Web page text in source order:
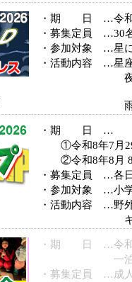
・期 日 …令和8
・募集定員 …30
・参加対象 …星
・活動内容 …星
夜空を見上
雨天時…星
・期 日 …
①令和8年7月29
②令和8年8月 8
・募集定員 …各
・参加対象 …小
・活動内容 …野
キャンプ
・期 日 …令和8
一泊二
・募集定員 …成